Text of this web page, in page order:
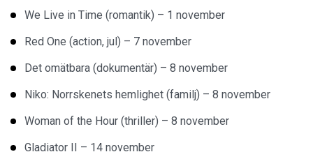
We Live in Time (romantik) – 1 november
Red One (action, jul) – 7 november
Det omätbara (dokumentär) – 8 november
Niko: Norrskenets hemlighet (familj) – 8 november
Woman of the Hour (thriller) – 8 november
Gladiator II – 14 november